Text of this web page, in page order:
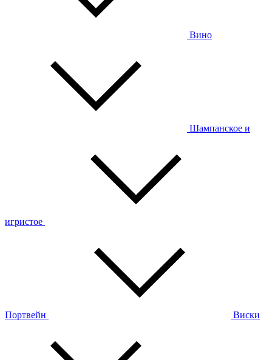
Вино
Шампанское и
игристое
Портвейн Виски